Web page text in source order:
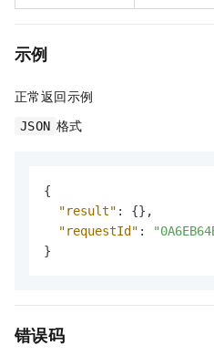
示例
正常返回示例
JSON 格式
{
"result" : {} ,
"requestId" :
}
错误码